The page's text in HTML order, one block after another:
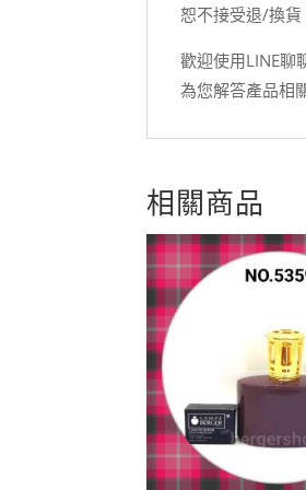
恕不接受退/換貨
歡迎使用LINE聊
為您解答產品相
相關商品